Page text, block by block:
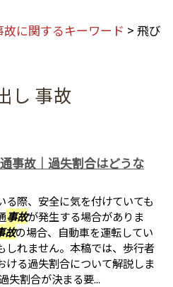
故に関するキーワード > 飛び
し 事故
事故｜過失割合はどうな
際、安全に気を付けていても
事故が発生する場合がありま
故の場合、自動車を運転してい
しれません。本稿では、歩行者
ける過失割合について解説しま
失割合が決まる要...